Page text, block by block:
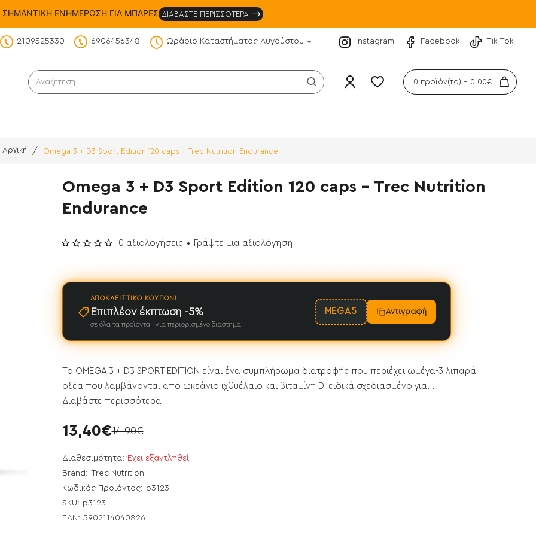
ΣΗΜΑΝΤΙΚΗ ΕΝΗΜΕΡΩΣΗ ΓΙΑ ΜΠΑΡΕΣ ΔΙΑΒΑΣΤΕ ΠΕΡΙΣΣΟΤΕΡΑ
2109525330 6906456348 Ωράριο Καταστήματος Αυγούστου Instagram Facebook Tik Tok
Αναζήτηση... 0 προϊόν(τα) - 0,00€
Omega 3 + D3 Sport Edition 120 caps - Trec Nutrition Endurance
Omega 3 + D3 Sport Edition 120 caps - Trec Nutrition
Endurance
ΑΠΟΚΛΕΙΣΤΙΚΌ ΚΟΥΠΌΝΙ
Επιπλέον έκπτωση -5%
σε όλα τα προϊόντα · για περιορισμένο διάστημα
MEGA5 Αντιγραφή
Το OMEGA 3 + D3 SPORT EDITION είναι ένα συμπλήρωμα διατροφής που περιέχει ωμέγα-3 λιπαρά
οξέα που λαμβάνονται από ωκεάνιο ιχθυέλαιο και βιταμίνη D, ειδικά σχεδιασμένο για...
Διαβάστε περισσότερα
Διαθεσιμότητα: Έχει εξαντληθεί
Brand: Trec Nutrition
Κωδικός Προϊόντος: p3123
SKU: p3123
EAN: 5902114040826
0 αξιολογήσεις • Γράψτε μια αξιολόγηση
13,40€14,90€